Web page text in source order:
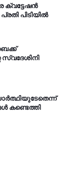
ക്വട്ടേഷൻ
പിടിയിൽ
സ്വദേശിനി
കണ്ടെത്തി